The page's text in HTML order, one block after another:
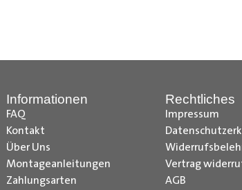
Informationen
FAQ
Kontakt
Über Uns
Montageanleitungen
Zahlungsarten
Rechtliches
Impressum
Vertrag
AGB